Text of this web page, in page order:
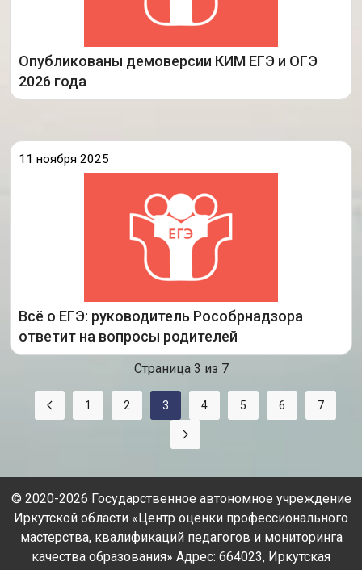
Опубликованы демоверсии КИМ ЕГЭ и ОГЭ
2026 года
государственной итоговой аттестации 2026 года.
Подробнее
11 ноября 2025
Всё о ЕГЭ: руководитель Рособрнадзора
ответит на вопросы родителей
образования и науки Анзор Музаев проведет
Всероссийскую встречу с родителями. Это
мероприятие стало традиционным, ведь именно
Страница 3 из 7
1 2 3 4 5 6 7
© 2020-2026 Государственное автономное учреждение
Иркутской области «Центр оценки профессионального
мастерства, квалификаций педагогов и мониторинга
качества образования» Адрес: 664023, Иркутская